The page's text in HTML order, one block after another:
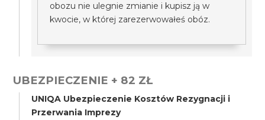
obozu nie ulegnie zmianie i kupisz ją w
kwocie, w której zarezerwowałeś obóz.
UBEZPIECZENIE + 82 ZŁ
UNIQA Ubezpieczenie Kosztów Rezygnacji i
Przerwania Imprezy